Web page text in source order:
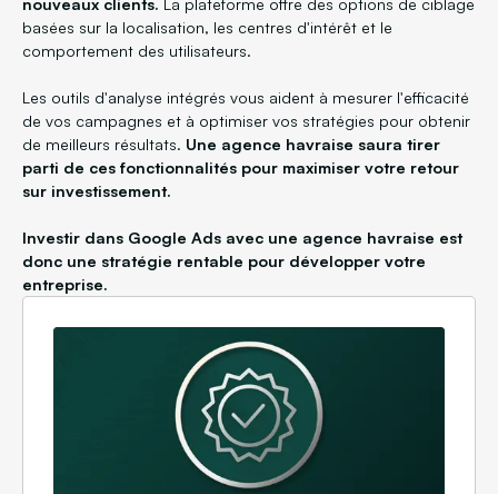
nouveaux clients. La plateforme offre des options de ciblage
basées sur la localisation, les centres d'intérêt et le
comportement des utilisateurs.
Les outils d'analyse intégrés vous aident à mesurer l'efficacité
de vos campagnes et à optimiser vos stratégies pour obtenir
de meilleurs résultats. Une agence havraise saura tirer
parti de ces fonctionnalités pour maximiser votre retour
sur investissement.
Investir dans Google Ads avec une agence havraise est
donc une stratégie rentable pour développer votre
entreprise.